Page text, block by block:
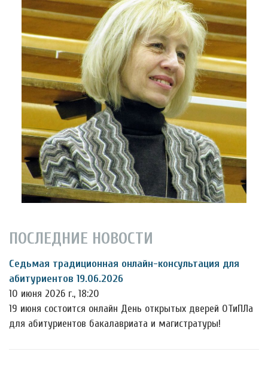
ПОСЛЕДНИЕ НОВОСТИ
Седьмая традиционная онлайн-консультация для
абитуриентов 19.06.2026
10 июня 2026 г., 18:20
19 июня состоится онлайн День открытых дверей ОТиПЛа
для абитуриентов бакалавриата и магистратуры!